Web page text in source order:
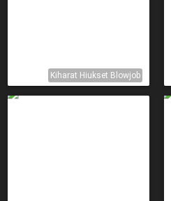
Kiharat Hiukset Blowjob